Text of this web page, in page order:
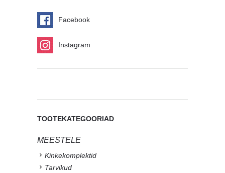
Facebook
Instagram
TOOTEKATEGOORIAD
MEESTELE
Kinkekomplektid
Tarvikud